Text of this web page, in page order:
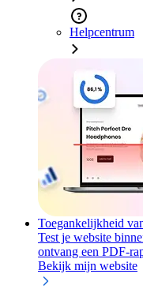
Helpcentrum
Toegankelijkheid
Test je website
ontvang een PDF-
Bekijk mijn website